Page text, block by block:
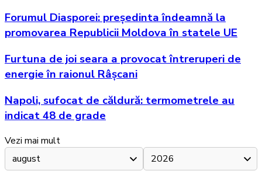
Forumul Diasporei: președinta îndeamnă la
promovarea Republicii Moldova în statele UE
Furtuna de joi seara a provocat întreruperi de
energie în raionul Râșcani
Napoli, sufocat de căldură: termometrele au
indicat 48 de grade
Vezi mai mult